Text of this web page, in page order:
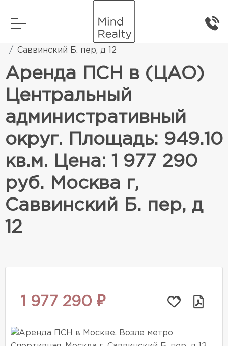
Коммерческая недвижимость
Саввинский Б. пер, д 12
Аренда ПСН в (ЦАО)
Центральный
административный
округ. Площадь: 949.10
кв.м. Цена: 1 977 290
руб. Москва г,
Саввинский Б. пер, д
12
1 977 290 ₽